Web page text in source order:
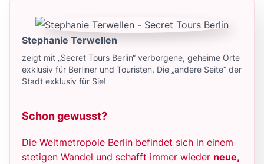
Stephanie Terwellen
zeigt mit „Secret Tours Berlin“ verborgene, geheime Orte
exklusiv für Berliner und Touristen. Die „andere Seite“ der
Stadt exklusiv für Sie!
Schon gewusst?
Die Weltmetropole Berlin befindet sich in einem
stetigen Wandel und schafft immer wieder neue,